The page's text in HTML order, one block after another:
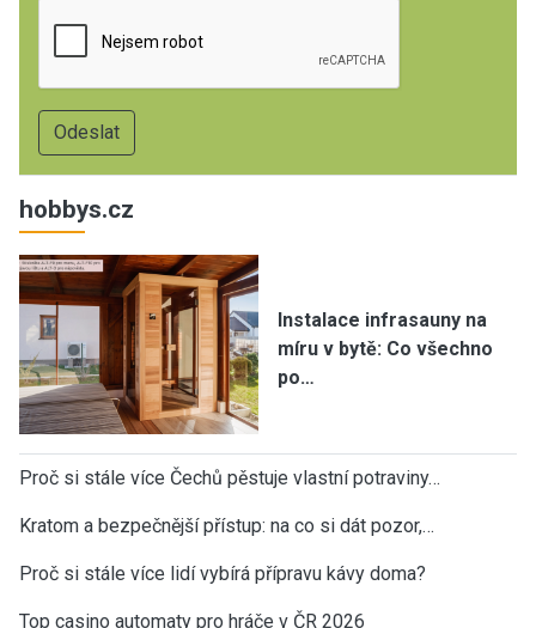
hobbys.cz
Instalace infrasauny na
míru v bytě: Co všechno
po…
Proč si stále více Čechů pěstuje vlastní potraviny…
Kratom a bezpečnější přístup: na co si dát pozor,…
Proč si stále více lidí vybírá přípravu kávy doma?
Top casino automaty pro hráče v ČR 2026